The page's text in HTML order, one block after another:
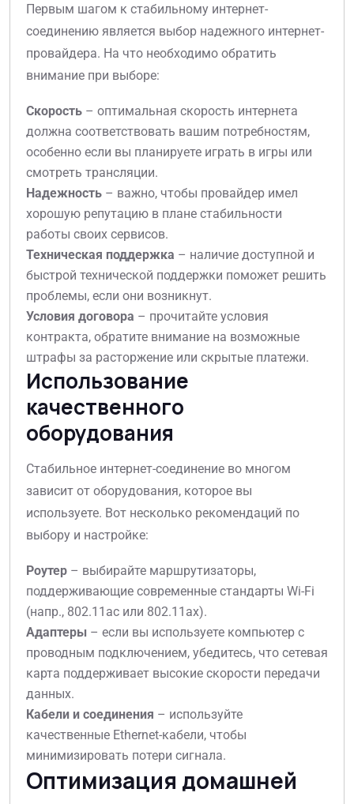
Первым шагом к стабильному интернет-
соединению является выбор надежного интернет-
провайдера. На что необходимо обратить
внимание при выборе:
Скорость – оптимальная скорость интернета
должна соответствовать вашим потребностям,
особенно если вы планируете играть в игры или
смотреть трансляции.
Надежность – важно, чтобы провайдер имел
хорошую репутацию в плане стабильности
работы своих сервисов.
Техническая поддержка – наличие доступной и
быстрой технической поддержки поможет решить
проблемы, если они возникнут.
Условия договора – прочитайте условия
контракта, обратите внимание на возможные
штрафы за расторжение или скрытые платежи.
Использование
качественного
оборудования
Стабильное интернет-соединение во многом
зависит от оборудования, которое вы
используете. Вот несколько рекомендаций по
выбору и настройке:
Роутер – выбирайте маршрутизаторы,
поддерживающие современные стандарты Wi-Fi
(напр., 802.11ac или 802.11ax).
Адаптеры – если вы используете компьютер с
проводным подключением, убедитесь, что сетевая
карта поддерживает высокие скорости передачи
данных.
Кабели и соединения – используйте
качественные Ethernet-кабели, чтобы
минимизировать потери сигнала.
Оптимизация домашней